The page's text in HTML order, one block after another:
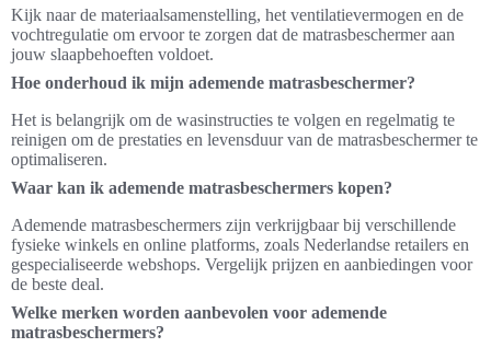
Kijk naar de materiaalsamenstelling, het ventilatievermogen en de
vochtregulatie om ervoor te zorgen dat de matrasbeschermer aan
jouw slaapbehoeften voldoet.
Hoe onderhoud ik mijn ademende matrasbeschermer?
Het is belangrijk om de wasinstructies te volgen en regelmatig te
reinigen om de prestaties en levensduur van de matrasbeschermer te
optimaliseren.
Waar kan ik ademende matrasbeschermers kopen?
Ademende matrasbeschermers zijn verkrijgbaar bij verschillende
fysieke winkels en online platforms, zoals Nederlandse retailers en
gespecialiseerde webshops. Vergelijk prijzen en aanbiedingen voor
de beste deal.
Welke merken worden aanbevolen voor ademende
matrasbeschermers?